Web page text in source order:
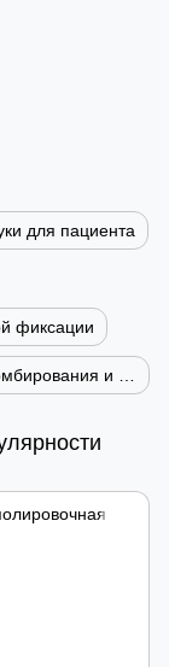
для пациента
фиксации